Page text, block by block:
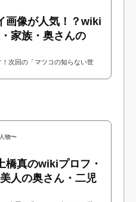
画像が人気！？wiki
家族・奥さんの
次回の「マツコの知らない世
物〜
橋真のwikiプロフ・
人の奥さん・二児